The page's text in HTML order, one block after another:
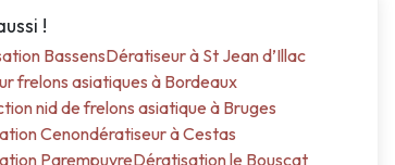
!
BassensDératiseur à St Jean d’Illac
frelons asiatiques à Bordeaux
nid de frelons asiatique à Bruges
Cenondératiseur à Cestas
ParempuyreDératisation le Bouscat